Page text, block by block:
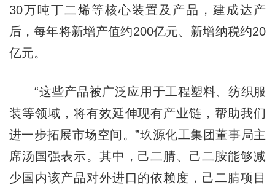
30万吨丁二烯等核心装置及产品，建成达产
后，每年将新增产值约200亿元、新增纳税约20
亿元。
“这些产品被广泛应用于工程塑料、纺织服
装等领域，将有效延伸现有产业链，帮助我们
进一步拓展市场空间。”玖源化工集团董事局主
席汤国强表示。其中，己二腈、己二胺能够减
少国内该产品对外进口的依赖度，己二腈项目